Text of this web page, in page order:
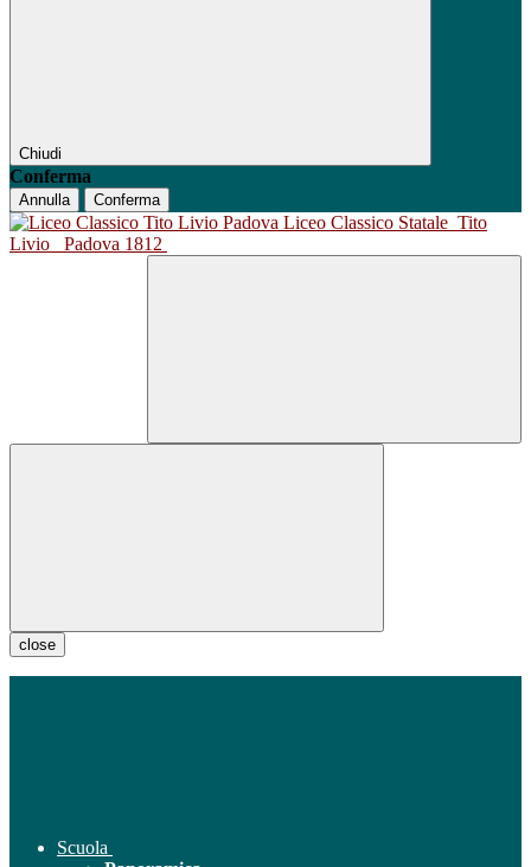
Chiudi
Conferma
Annulla Conferma
Liceo Classico Statale Tito
Livio
Padova 1812
close
Scuola